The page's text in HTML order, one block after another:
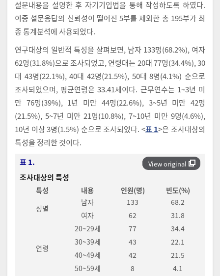
설문내용을 설명한 후 자기기입법을 통해 작성하도록 하였다.
이중 설문응답의 신뢰성이 떨어진 5부를 제외한 총 195부가 최
종 통계분석에 사용되었다.
연구대상의 일반적 특성을 살펴보면, 남자 133명(68.2%), 여자
62명(31.8%)으로 조사되었고, 연령대는 20대 77명(34.4%), 30
대 43명(22.1%), 40대 42명(21.5%), 50대 8명(4.1%) 순으로
조사되었으며, 평균연령은 33.41세이다. 근무연수는 1~3년 미
만 76명(39%), 1년 미만 44명(22.6%), 3~5년 미만 42명
(21.5%), 5~7년 미만 21명(10.8%), 7~10년 미만 9명(4.6%),
10년 이상 3명(1.5%) 순으로 조사되었다. <표 1>은 조사대상의
특성을 정리한 것이다.
View original
표 1.
조사대상의 특성
특성 내용 인원(명)
빈도(%)
성별
남자 133
68.2
여자
62 31.8
연령
20~29세 77
34.4
30~39세
43
22.1
40~49세
42
21.5
50~59세
8
4.1